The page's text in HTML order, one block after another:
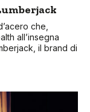
che,
all’insegna
il brand di